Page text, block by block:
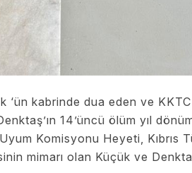
‘ün kabrinde dua eden ve
14’üncü ölüm yıl
Komisyonu Heyeti, Kıbrıs
mimarı olan Küçük ve